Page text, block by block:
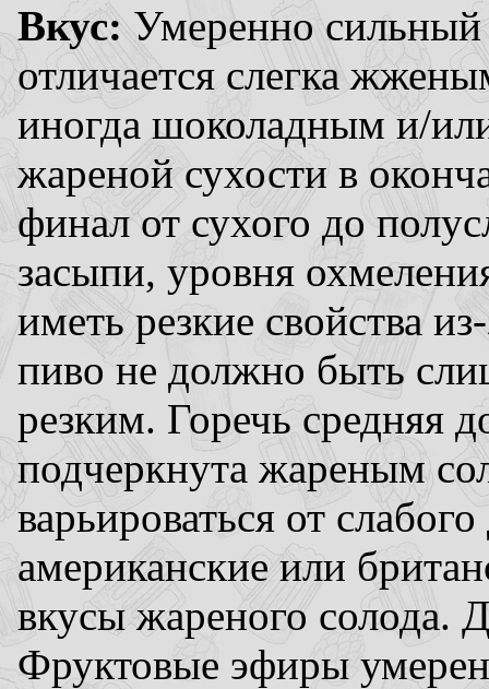
Вкус:Умеренно
отличается слегка
иногда шоколадным и/
жареной сухости в
финал от сухого до
засыпи, уровня
иметь резкие свойства
пиво не должно быть
резким. Горечь средняя
подчеркнута жареным
варьироваться от
американские или
вкусы жареного солода.
Фруктовые эфиры